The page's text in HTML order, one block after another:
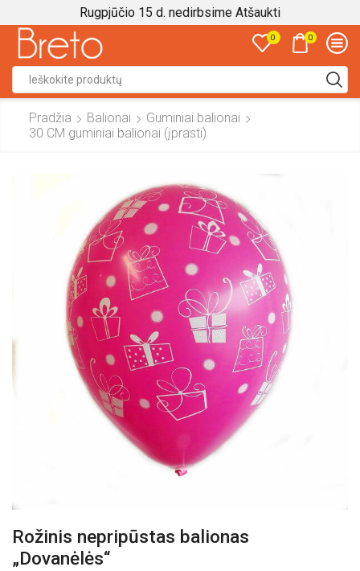
Rugpjūčio 15 d. nedirbsime Atšaukti
0 0
input
Pradžia Balionai
Guminiai balionai
30 CM guminiai balionai (įprasti)
Rožinis nepripūstas balionas
„Dovanėlės“